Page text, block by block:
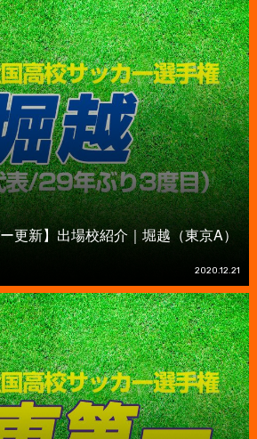
更新】出場校紹介｜堀越（東京A）
2020.12.21